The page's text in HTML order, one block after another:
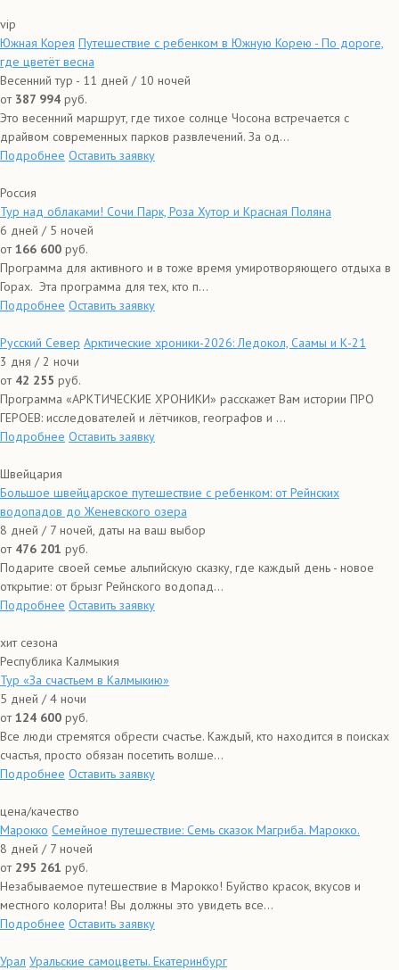
vip
Южная Корея Путешествие с ребенком в Южную Корею - По дороге,
где цветёт весна
Весенний тур - 11 дней / 10 ночей
от 387 994 руб.
Это весенний маршрут, где тихое солнце Чосона встречается с
драйвом современных парков развлечений. За од...
Подробнее Оставить заявку
Россия
Тур над облаками! Сочи Парк, Роза Хутор и Красная Поляна
6 дней / 5 ночей
от166 600 руб.
Программа для активного и в тоже время умиротворяющего отдыха в
Горах. Эта программа для тех, кто п...
Подробнее Оставить заявку
Русский Север Арктические хроники-2026: Ледокол, Саамы и К-21
3 дня / 2 ночи
от 42 255 руб.
Программа «АРКТИЧЕСКИЕ ХРОНИКИ» расскажет Вам истории ПРО
ГЕРОЕВ: исследователей и лётчиков, географов и ...
Подробнее Оставить заявку
Швейцария
Большое швейцарское путешествие с ребенком: от Рейнских
водопадов до Женевского озера
8 дней / 7 ночей, даты на ваш выбор
от 476 201 руб.
Подарите своей семье альпийскую сказку, где каждый день - новое
открытие: от брызг Рейнского водопад...
Подробнее Оставить заявку
хит сезона
Республика Калмыкия
Тур «За счастьем в Калмыкию»
5 дней / 4 ночи
от124 600 руб.
Все люди стремятся обрести счастье. Каждый, кто находится в поисках
счастья, просто обязан посетить волше...
Подробнее Оставить заявку
цена/качество
Марокко Семейное путешествие: Семь сказок Магриба. Марокко.
8 дней / 7 ночей
от 295 261 руб.
Незабываемое путешествие в Марокко! Буйство красок, вкусов и
местного колорита! Вы должны это увидеть все...
Подробнее Оставить заявку
Урал Уральские самоцветы. Екатеринбург